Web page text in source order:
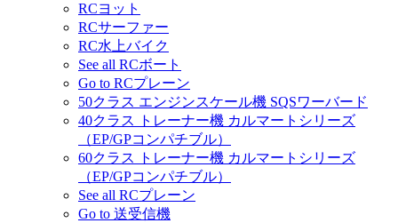
RCヨット
RCサーファー
RC水上バイク
See all RCボート
Go to RCプレーン
50クラス エンジンスケール機 SQSワーバード
40クラス トレーナー機 カルマートシリーズ
（EP/GPコンパチブル）
60クラス トレーナー機 カルマートシリーズ
（EP/GPコンパチブル）
See all RCプレーン
Go to 送受信機